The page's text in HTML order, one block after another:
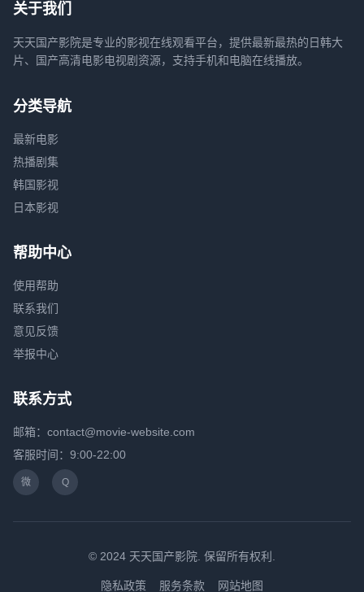
关于我们
天天国产影院是专业的影视在线观看平台，提供最新最热的日韩大
片、国产高清电影电视剧资源，支持手机和电脑在线播放。
分类导航
最新电影
热播剧集
韩国影视
日本影视
帮助中心
使用帮助
联系我们
意见反馈
举报中心
联系方式
邮箱：contact@movie-website.com
客服时间：9:00-22:00
微 Q
© 2024 天天国产影院. 保留所有权利.
隐私政策 服务条款 网站地图